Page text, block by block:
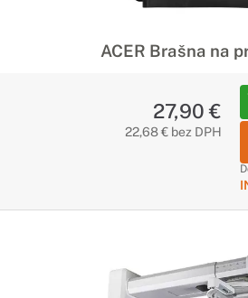
ACER Brašna na
27,90 €
22,68 € bez DPH